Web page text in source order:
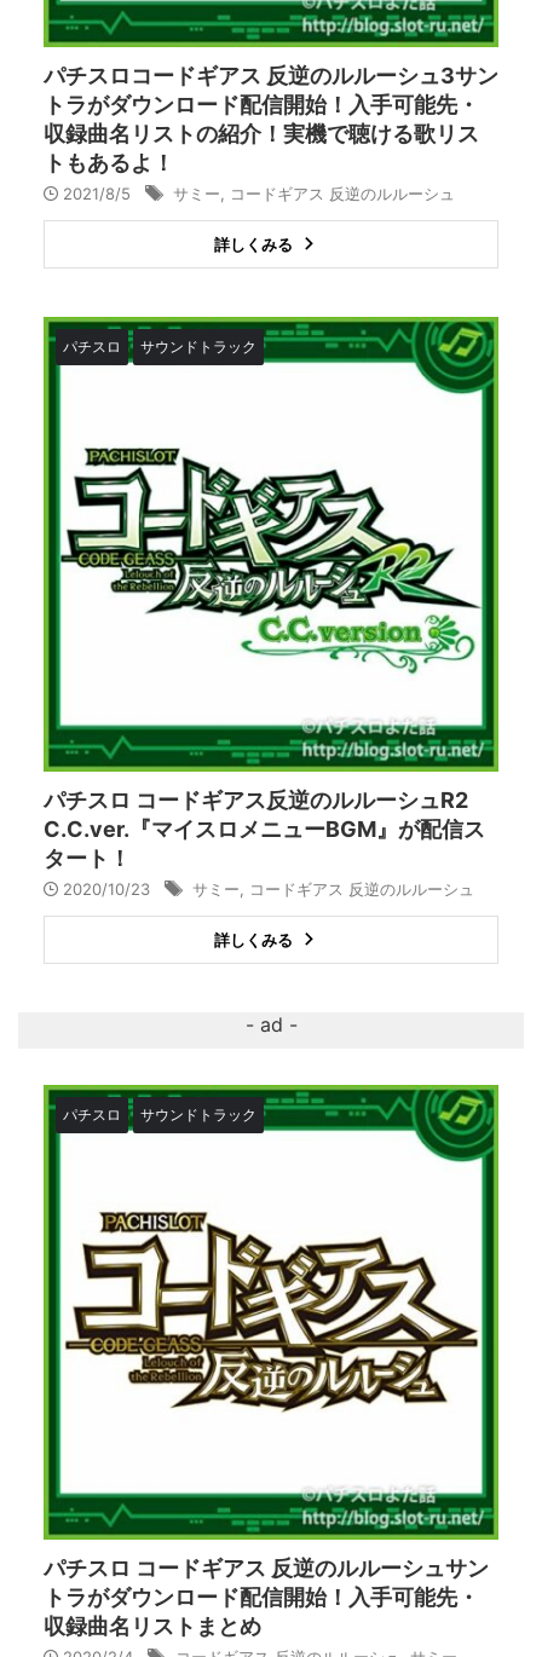
パチスロコードギアス 反逆のルルーシュ3サン
トラがダウンロード配信開始！入手可能先・
収録曲名リストの紹介！実機で聴ける歌リス
トもあるよ！
2021/8/5 サミー コードギアス 反逆のルルーシュ
詳しくみる
パチスロ サウンドトラック
パチスロ コードギアス反逆のルルーシュR2
C.C.ver.『マイスロメニューBGM』が配信ス
タート！
2020/10/23 サミー コードギアス 反逆のルルーシュ
詳しくみる
パチスロ サウンドトラック
パチスロ コードギアス 反逆のルルーシュサン
トラがダウンロード配信開始！入手可能先・
収録曲名リストまとめ